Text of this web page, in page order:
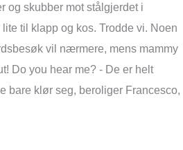
og skubber mot stålgjerdet i
til klapp og kos. Trodde vi. Noen
vil nærmere, mens mammy
Do you hear me? - De er helt
bare klør seg, beroliger Francesco,